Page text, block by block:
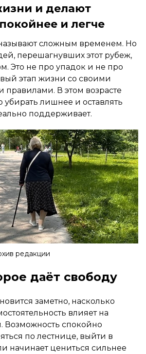
и делают
и легче
называют сложным временем. Но
перешагнувших этот рубеж,
Это не про упадок и не про
этап жизни со своими
правилами. В этом возрасте
убирать лишнее и оставлять
поддерживает.
редакции
даёт свободу
заметно, насколько
влияет на
Возможность спокойно
по лестнице, выйти в
начинает цениться сильнее